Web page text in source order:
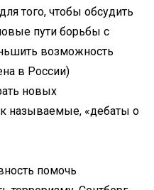
того, чтобы обсудить
пути борьбы с
возможность
в России)
новых
называемые, «дебаты о
помочь